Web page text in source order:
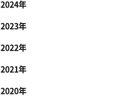
2024年
2023年
2022年
2021年
2020年